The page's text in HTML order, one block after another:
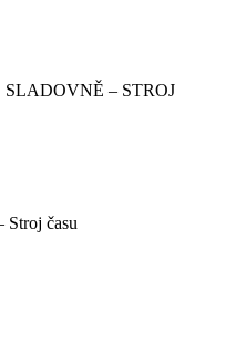
– STROJ
Stroj času